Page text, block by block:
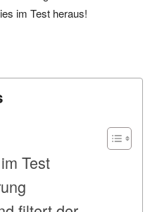
im Test heraus!
Test